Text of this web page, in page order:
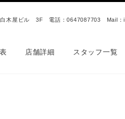
木屋ビル 3F 電話：0647087703 Mail：
店舗詳細 スタッフ一覧